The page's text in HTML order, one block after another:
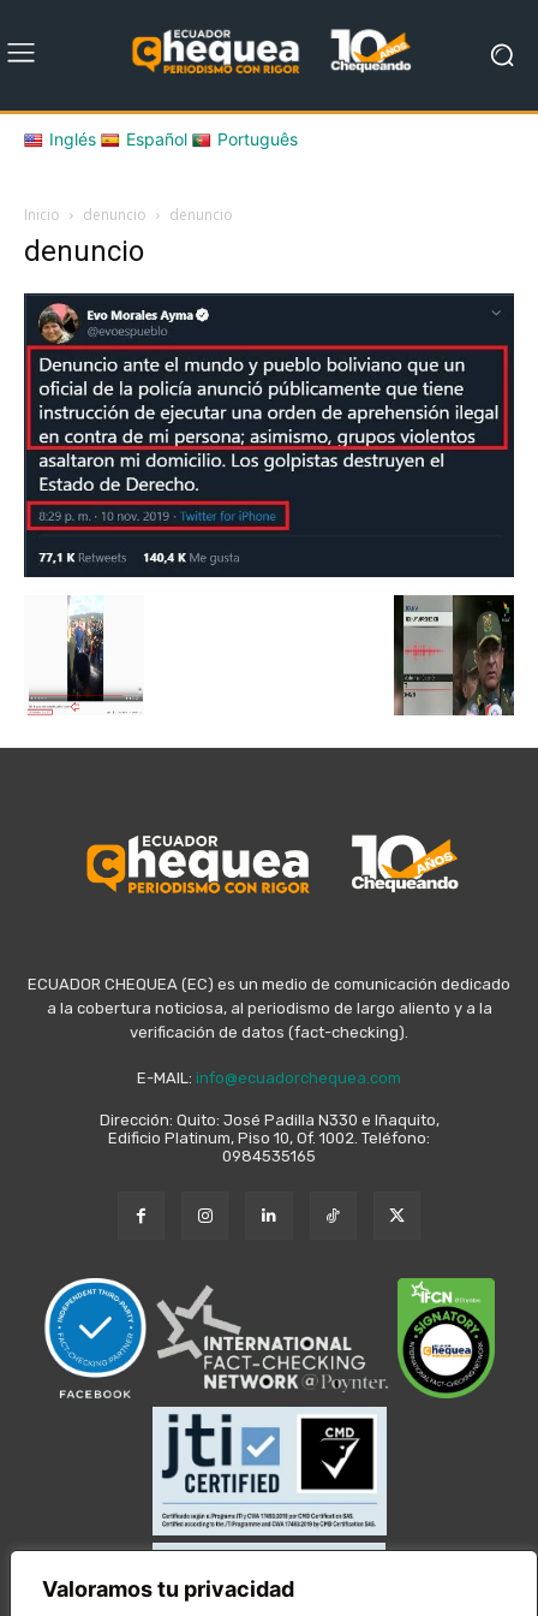
Valoramos tu privacidad
Inglés Español Português
Inicio denuncio denuncio
denuncio
ECUADOR CHEQUEA (EC) es un medio de comunicación dedicado
a la cobertura noticiosa, al periodismo de largo aliento y a la
verificación de datos (fact-checking).
E-MAIL: info@ecuadorchequea.com
Dirección: Quito: José Padilla N330 e Iñaquito,
Edificio Platinum, Piso 10, Of. 1002. Teléfono:
0984535165